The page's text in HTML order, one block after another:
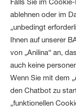
ablehnen oder im
„unbedingt
Ihnen auf unserer
von „Anilina“ an,
auch keine
Wenn Sie mit dem
den Chatbot zu
„funktionellen